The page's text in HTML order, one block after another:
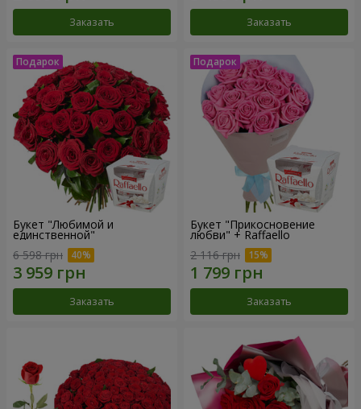
Заказать Заказать
Букет "Любимой и
единственной"
6 598 грн
Заказать
Букет "Прикосновение
любви" + Raffaello
2 116 грн
Заказать